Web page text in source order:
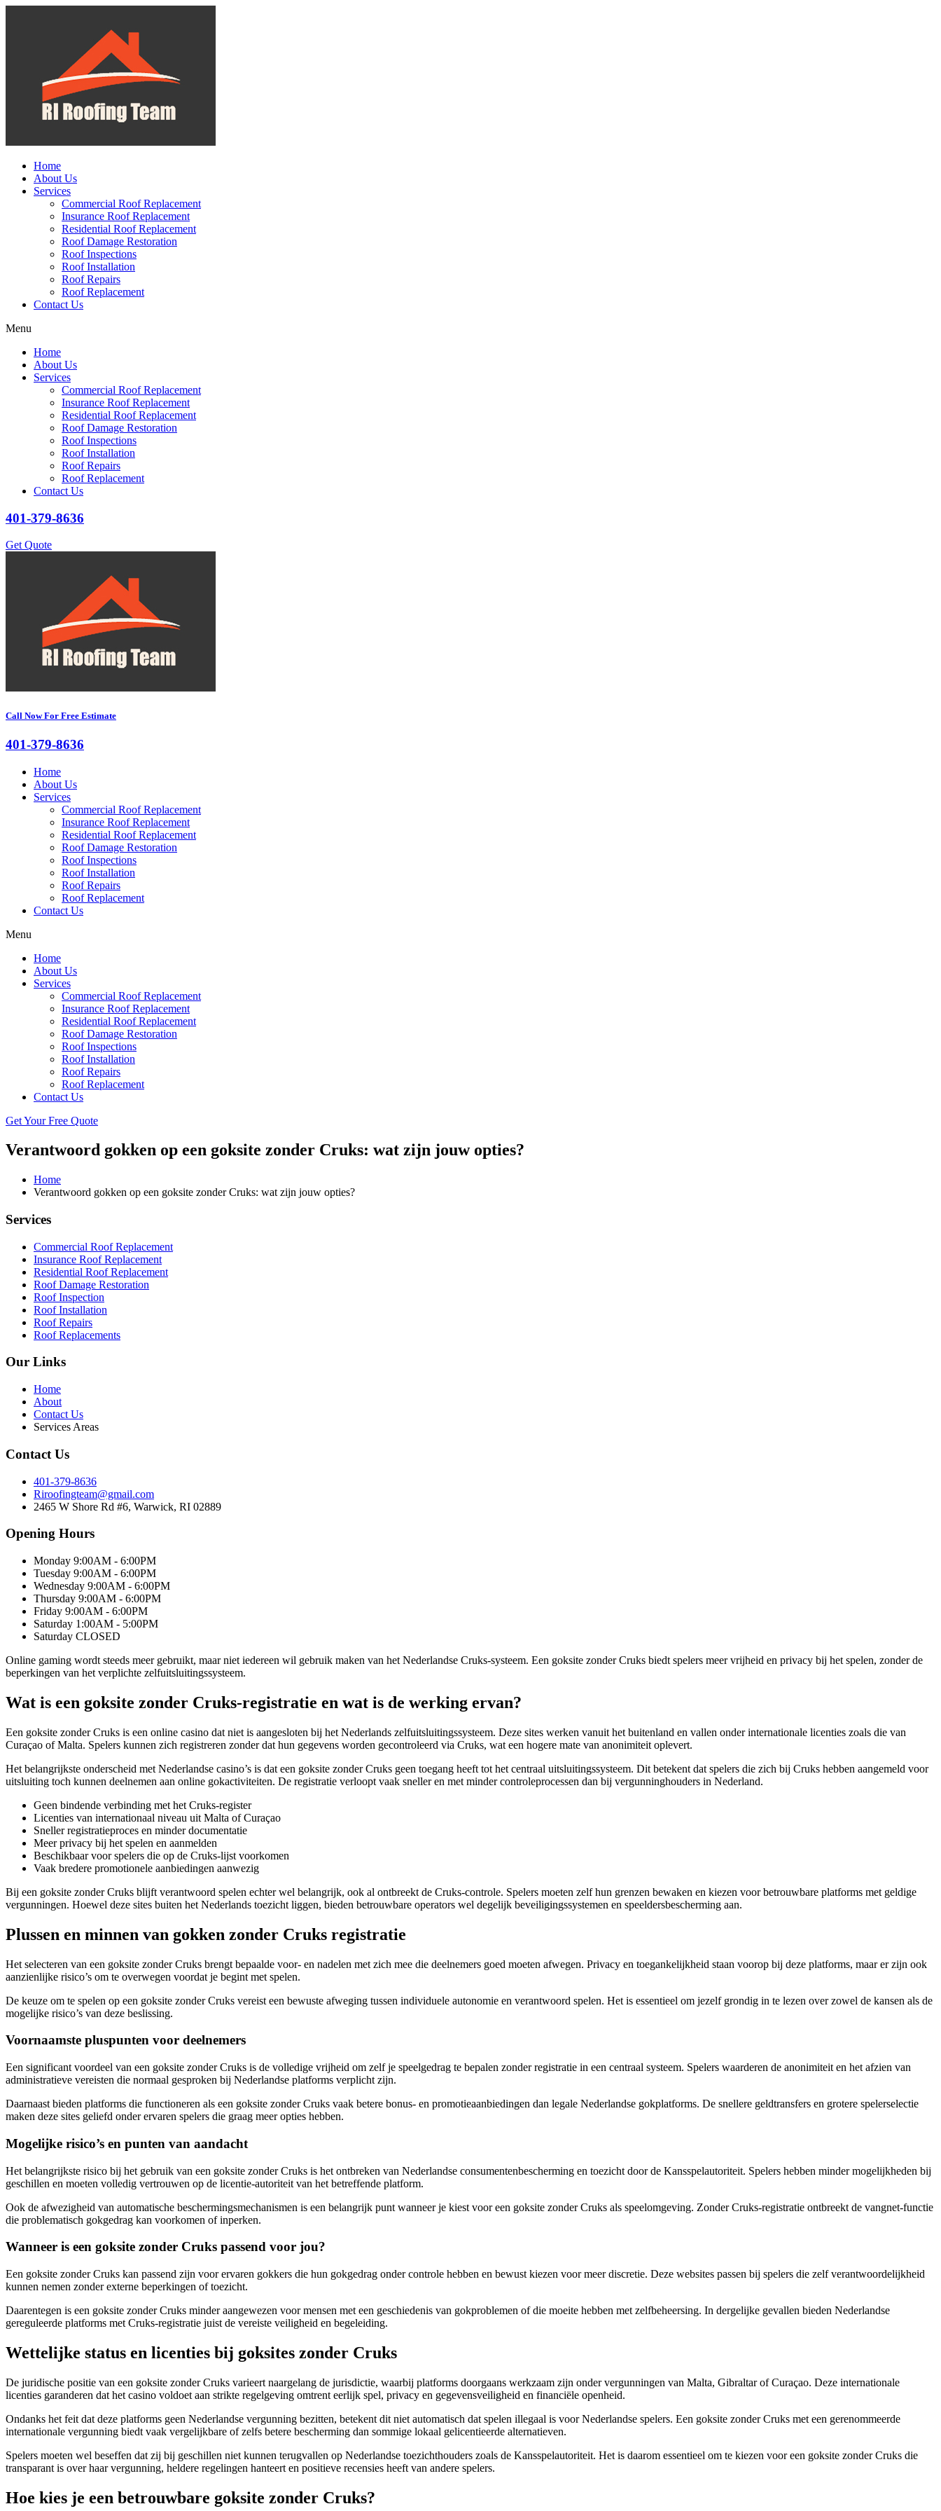
Home
About Us
Services
Commercial Roof Replacement
Insurance Roof Replacement
Residential Roof Replacement
Roof Damage Restoration
Roof Inspections
Roof Installation
Roof Repairs
Roof Replacement
Contact Us
Menu
Home
About Us
Services
Commercial Roof Replacement
Insurance Roof Replacement
Residential Roof Replacement
Roof Damage Restoration
Roof Inspections
Roof Installation
Roof Repairs
Roof Replacement
Contact Us
401-379-8636
Get Quote
Call Now For Free Estimate
401-379-8636
Home
About Us
Services
Commercial Roof Replacement
Insurance Roof Replacement
Residential Roof Replacement
Roof Damage Restoration
Roof Inspections
Roof Installation
Roof Repairs
Roof Replacement
Contact Us
Menu
Home
About Us
Services
Commercial Roof Replacement
Insurance Roof Replacement
Residential Roof Replacement
Roof Damage Restoration
Roof Inspections
Roof Installation
Roof Repairs
Roof Replacement
Contact Us
Get Your Free Quote
Verantwoord gokken op een goksite zonder Cruks: wat zijn jouw opties?
Home
Verantwoord gokken op een goksite zonder Cruks: wat zijn jouw opties?
Services
Commercial Roof Replacement
Insurance Roof Replacement
Residential Roof Replacement
Roof Damage Restoration
Roof Inspection
Roof Installation
Roof Repairs
Roof Replacements
Our Links
Home
About
Contact Us
Services Areas
Contact Us
401-379-8636
Riroofingteam@gmail.com
2465 W Shore Rd #6, Warwick, RI 02889
Opening Hours
Monday 9:00AM - 6:00PM
Tuesday 9:00AM - 6:00PM
Wednesday 9:00AM - 6:00PM
Thursday 9:00AM - 6:00PM
Friday 9:00AM - 6:00PM
Saturday 1:00AM - 5:00PM
Saturday CLOSED
Online gaming wordt steeds meer gebruikt, maar niet iedereen wil gebruik maken van het Nederlandse Cruks-systeem. Een goksite zonder Cruks biedt spelers meer vrijheid en privacy bij het spelen, zonder de
beperkingen van het verplichte zelfuitsluitingssysteem.
Wat is een goksite zonder Cruks-registratie en wat is de werking ervan?
Een goksite zonder Cruks is een online casino dat niet is aangesloten bij het Nederlands zelfuitsluitingssysteem. Deze sites werken vanuit het buitenland en vallen onder internationale licenties zoals die van
Curaçao of Malta. Spelers kunnen zich registreren zonder dat hun gegevens worden gecontroleerd via Cruks, wat een hogere mate van anonimiteit oplevert.
Het belangrijkste onderscheid met Nederlandse casino’s is dat een goksite zonder Cruks geen toegang heeft tot het centraal uitsluitingssysteem. Dit betekent dat spelers die zich bij Cruks hebben aangemeld voor
uitsluiting toch kunnen deelnemen aan online gokactiviteiten. De registratie verloopt vaak sneller en met minder controleprocessen dan bij vergunninghouders in Nederland.
Geen bindende verbinding met het Cruks-register
Licenties van internationaal niveau uit Malta of Curaçao
Sneller registratieproces en minder documentatie
Meer privacy bij het spelen en aanmelden
Beschikbaar voor spelers die op de Cruks-lijst voorkomen
Vaak bredere promotionele aanbiedingen aanwezig
Bij een goksite zonder Cruks blijft verantwoord spelen echter wel belangrijk, ook al ontbreekt de Cruks-controle. Spelers moeten zelf hun grenzen bewaken en kiezen voor betrouwbare platforms met geldige
vergunningen. Hoewel deze sites buiten het Nederlands toezicht liggen, bieden betrouwbare operators wel degelijk beveiligingssystemen en speeldersbescherming aan.
Plussen en minnen van gokken zonder Cruks registratie
Het selecteren van een goksite zonder Cruks brengt bepaalde voor- en nadelen met zich mee die deelnemers goed moeten afwegen. Privacy en toegankelijkheid staan voorop bij deze platforms, maar er zijn ook
aanzienlijke risico’s om te overwegen voordat je begint met spelen.
De keuze om te spelen op een goksite zonder Cruks vereist een bewuste afweging tussen individuele autonomie en verantwoord spelen. Het is essentieel om jezelf grondig in te lezen over zowel de kansen als de
mogelijke risico’s van deze beslissing.
Voornaamste pluspunten voor deelnemers
Een significant voordeel van een goksite zonder Cruks is de volledige vrijheid om zelf je speelgedrag te bepalen zonder registratie in een centraal systeem. Spelers waarderen de anonimiteit en het afzien van
administratieve vereisten die normaal gesproken bij Nederlandse platforms verplicht zijn.
Daarnaast bieden platforms die functioneren als een goksite zonder Cruks vaak betere bonus- en promotieaanbiedingen dan legale Nederlandse gokplatforms. De snellere geldtransfers en grotere spelerselectie
maken deze sites geliefd onder ervaren spelers die graag meer opties hebben.
Mogelijke risico’s en punten van aandacht
Het belangrijkste risico bij het gebruik van een goksite zonder Cruks is het ontbreken van Nederlandse consumentenbescherming en toezicht door de Kansspelautoriteit. Spelers hebben minder mogelijkheden bij
geschillen en moeten volledig vertrouwen op de licentie-autoriteit van het betreffende platform.
Ook de afwezigheid van automatische beschermingsmechanismen is een belangrijk punt wanneer je kiest voor een goksite zonder Cruks als speelomgeving. Zonder Cruks-registratie ontbreekt de vangnet-functie
die problematisch gokgedrag kan voorkomen of inperken.
Wanneer is een goksite zonder Cruks passend voor jou?
Een goksite zonder Cruks kan passend zijn voor ervaren gokkers die hun gokgedrag onder controle hebben en bewust kiezen voor meer discretie. Deze websites passen bij spelers die zelf verantwoordelijkheid
kunnen nemen zonder externe beperkingen of toezicht.
Daarentegen is een goksite zonder Cruks minder aangewezen voor mensen met een geschiedenis van gokproblemen of die moeite hebben met zelfbeheersing. In dergelijke gevallen bieden Nederlandse
gereguleerde platforms met Cruks-registratie juist de vereiste veiligheid en begeleiding.
Wettelijke status en licenties bij goksites zonder Cruks
De juridische positie van een goksite zonder Cruks varieert naargelang de jurisdictie, waarbij platforms doorgaans werkzaam zijn onder vergunningen van Malta, Gibraltar of Curaçao. Deze internationale
licenties garanderen dat het casino voldoet aan strikte regelgeving omtrent eerlijk spel, privacy en gegevensveiligheid en financiële openheid.
Ondanks het feit dat deze platforms geen Nederlandse vergunning bezitten, betekent dit niet automatisch dat spelen illegaal is voor Nederlandse spelers. Een goksite zonder Cruks met een gerenommeerde
internationale vergunning biedt vaak vergelijkbare of zelfs betere bescherming dan sommige lokaal gelicentieerde alternatieven.
Spelers moeten wel beseffen dat zij bij geschillen niet kunnen terugvallen op Nederlandse toezichthouders zoals de Kansspelautoriteit. Het is daarom essentieel om te kiezen voor een goksite zonder Cruks die
transparant is over haar vergunning, heldere regelingen hanteert en positieve recensies heeft van andere spelers.
Hoe kies je een betrouwbare goksite zonder Cruks?